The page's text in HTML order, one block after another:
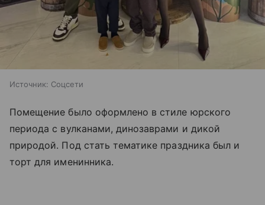
Источник: Соцсети
Помещение было оформлено в стиле юрского
периода с вулканами, динозаврами и дикой
природой. Под стать тематике праздника был и
торт для именинника.